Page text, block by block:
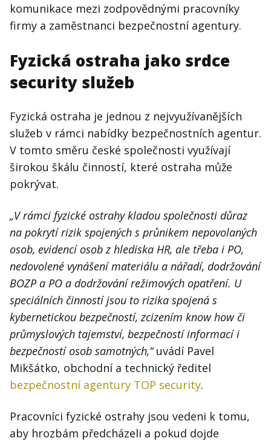
komunikace mezi zodpovědnými pracovníky
firmy a zaměstnanci bezpečnostní agentury.
Fyzická ostraha jako srdce
security služeb
Fyzická ostraha je jednou z nejvyužívanějších
služeb v rámci nabídky bezpečnostních agentur.
V tomto směru české společnosti využívají
širokou škálu činností, které ostraha může
pokrývat.
„V rámci fyzické ostrahy kladou společnosti důraz
na pokrytí rizik spojených s průnikem nepovolaných
osob, evidencí osob z hlediska HR, ale třeba i PO,
nedovolené vynášení materiálu a nářadí, dodržování
BOZP a PO a dodržování režimových opatření. U
speciálních činností jsou to rizika spojená s
kybernetickou bezpečností, zcizením know how či
průmyslových tajemství, bezpečností informací i
bezpečností osob samotných,“uvádí Pavel
Mikšátko, obchodní a technický ředitel
bezpečnostní agentury TOP security.
Pracovníci fyzické ostrahy jsou vedeni k tomu,
aby hrozbám předcházeli a pokud dojde